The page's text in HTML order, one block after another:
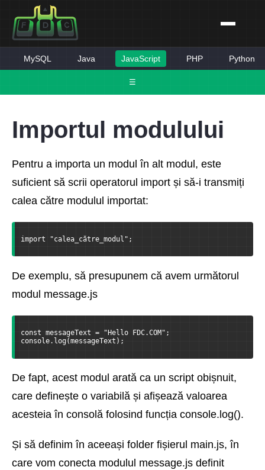
☰
MySQL Java JavaScript PHP Python
Importul modulului
Pentru a importa un modul în alt modul, este
suficient să scrii operatorul import și să-i transmiți
calea către modulul importat:
import "calea_către_modul";
De exemplu, să presupunem că avem următorul
modul message.js
const messageText = "Hello FDC.COM";
console.log(messageText);
De fapt, acest modul arată ca un script obișnuit,
care definește o variabilă și afișează valoarea
acesteia în consolă folosind funcția console.log().
Și să definim în aceeași folder fișierul main.js, în
care vom conecta modulul message.js definit